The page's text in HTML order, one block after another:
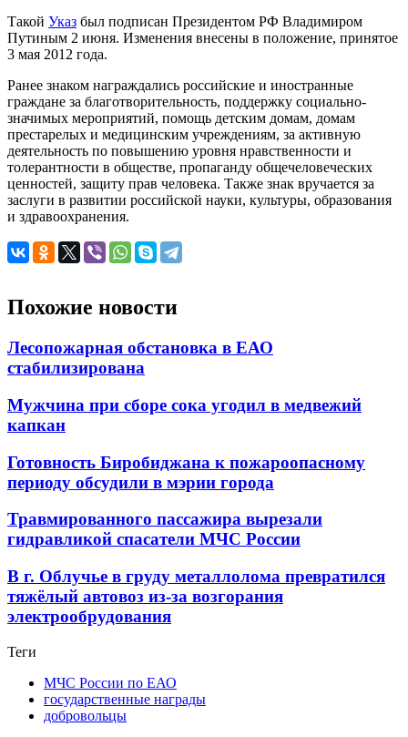
Такой Указ был подписан Президентом РФ Владимиром
Путиным 2 июня. Изменения внесены в положение, принятое
3 мая 2012 года.
Ранее знаком награждались российские и иностранные
граждане за благотворительность, поддержку социально-
значимых мероприятий, помощь детским домам, домам
престарелых и медицинским учреждениям, за активную
деятельность по повышению уровня нравственности и
толерантности в обществе, пропаганду общечеловеческих
ценностей, защиту прав человека. Также знак вручается за
заслуги в развитии российской науки, культуры, образования
и здравоохранения.
Похожие новости
Лесопожарная обстановка в ЕАО
стабилизирована
Мужчина при сборе сока угодил в медвежий
капкан
Готовность Биробиджана к пожароопасному
периоду обсудили в мэрии города
Травмированного пассажира вырезали
гидравликой спасатели МЧС России
В г. Облучье в груду металлолома превратился
тяжёлый автовоз из-за возгорания
электрообрудования
Теги
МЧС России по ЕАО
государственные награды
добровольцы